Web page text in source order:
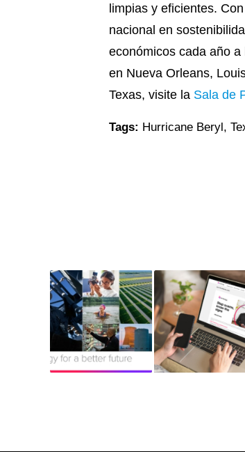
limpias y eficientes.
nacional en
económicos cada año
en Nueva Orleans,
Texas, visite la Sala de
Tags: Hurricane Beryl,